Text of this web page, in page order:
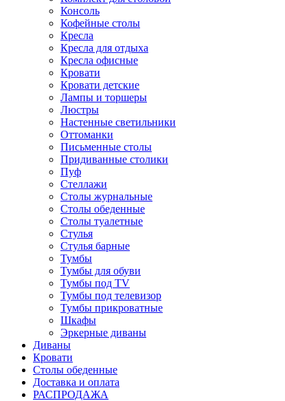
Консоль
Кофейные столы
Кресла
Кресла для отдыха
Кресла офисные
Кровати
Кровати детские
Лампы и торшеры
Люстры
Настенные светильники
Оттоманки
Письменные столы
Придиванные столики
Пуф
Стеллажи
Столы журнальные
Столы обеденные
Столы туалетные
Стулья
Стулья барные
Тумбы
Тумбы для обуви
Тумбы под TV
Тумбы под телевизор
Тумбы прикроватные
Шкафы
Эркерные диваны
Диваны
Кровати
Столы обеденные
Доставка и оплата
РАСПРОДАЖА